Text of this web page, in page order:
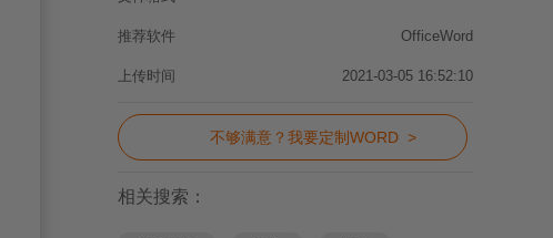
推荐软件 OfficeWord
上传时间 2021-03-05 16:52:10
不够满意？我要定制WORD >
相关搜索：